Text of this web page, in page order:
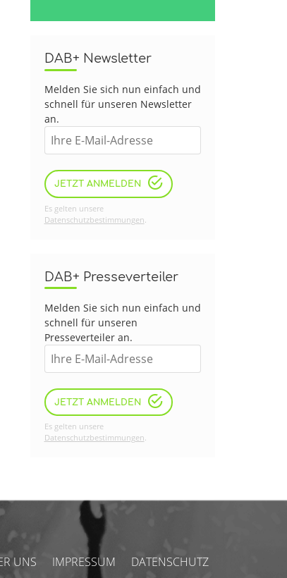
DAB+ Newsletter
Melden Sie sich nun einfach und
schnell für unseren Newsletter
an.
JETZT ANMELDEN
Es gelten unsere
Datenschutzbestimmungen
DAB+ Presseverteiler
Melden Sie sich nun einfach und
schnell für unseren
Presseverteiler an.
JETZT ANMELDEN
Es gelten unsere
Datenschutzbestimmungen.
UNS IMPRESSUM DATENSCHUTZ